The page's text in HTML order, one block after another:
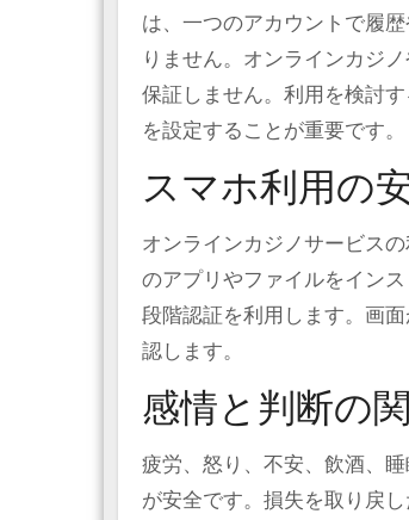
は、一つのアカウントで履
りません。オンラインカジ
保証しません。利用を検討
を設定することが重要です。
スマホ利用の
オンラインカジノサービス
のアプリやファイルをイン
段階認証を利用します。画
認します。
感情と判断の
疲労、怒り、不安、飲酒、
が安全です。損失を取り戻